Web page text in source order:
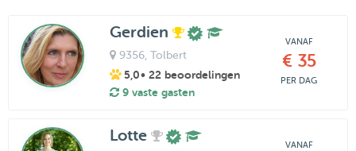
Gerdien
9356, Tolbert
5,0• 22 beoordelingen
9 vaste gasten
VANAF
€ 35
PER DAG
Lotte
VANAF